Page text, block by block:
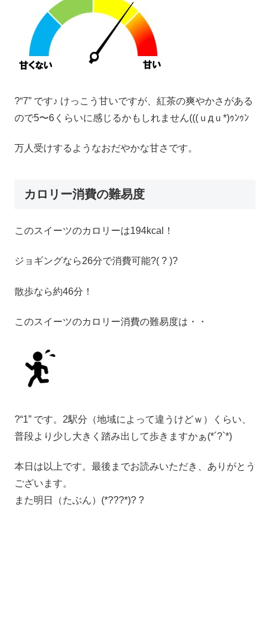
?“7” です♪ けっこう甘いですが、紅茶の爽やかさがある
ので5〜6くらいに感じるかもしれません(((ｕдｕ*)ｩﾝｩﾝ
万人受けするようなおだやかな甘さです。
カロリー消費の難易度
このスイーツのカロリーは194kcal！
ジョギングなら26分で消費可能?( ? )?
散歩なら約46分！
このスイーツのカロリー消費の難易度は・・
?“1” です。2駅分（地域によって違うけどｗ）くらい、
普段より少し大きく踏み出して歩きますかぁ(*´?`*)
本日は以上です。最後までお読みいただき、ありがとう
ございます。
また明日（たぶん）(*???*)? ?